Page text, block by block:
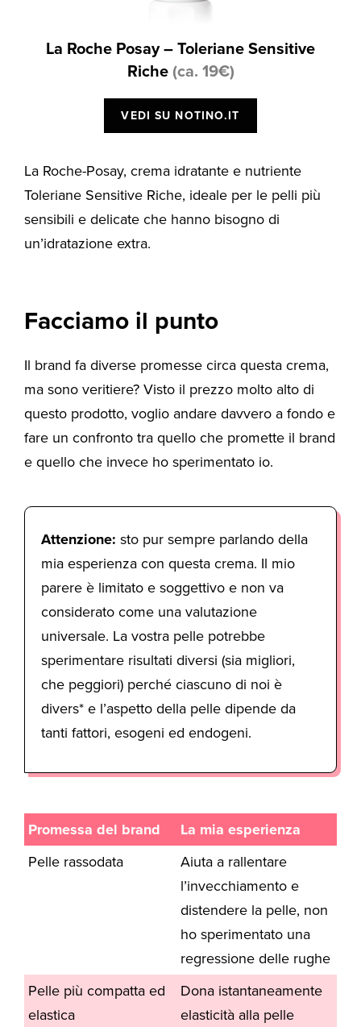
La Roche Posay – Toleriane Sensitive
Riche (ca. 19€)
VEDI SU NOTINO.IT
La Roche-Posay, crema idratante e nutriente
Toleriane Sensitive Riche, ideale per le pelli più
sensibili e delicate che hanno bisogno di
un’idratazione extra.
Facciamo il punto
Il brand fa diverse promesse circa questa crema,
ma sono veritiere? Visto il prezzo molto alto di
questo prodotto, voglio andare davvero a fondo e
fare un confronto tra quello che promette il brand
e quello che invece ho sperimentato io.
Attenzione: sto pur sempre parlando della
mia esperienza con questa crema. Il mio
parere è limitato e soggettivo e non va
considerato come una valutazione
universale. La vostra pelle potrebbe
sperimentare risultati diversi (sia migliori,
che peggiori) perché ciascuno di noi è
divers* e l’aspetto della pelle dipende da
tanti fattori, esogeni ed endogeni.
Promessa del brand
La mia esperienza
Pelle rassodata
Aiuta a rallentare
l’invecchiamento e
distendere la pelle, non
ho sperimentato una
regressione delle rughe
Pelle più compatta ed
elastica
Dona istantaneamente
elasticità alla pelle